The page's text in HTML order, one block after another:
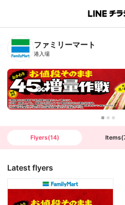
B
n
T
ファミリーマート
港入場
Flyers(14) Items(
Latest flyers